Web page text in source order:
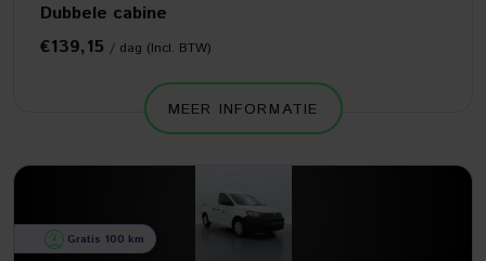
Dubbele cabine
€139,15 / dag (Incl. BTW)
MEER INFORMATIE
Gratis 100 km